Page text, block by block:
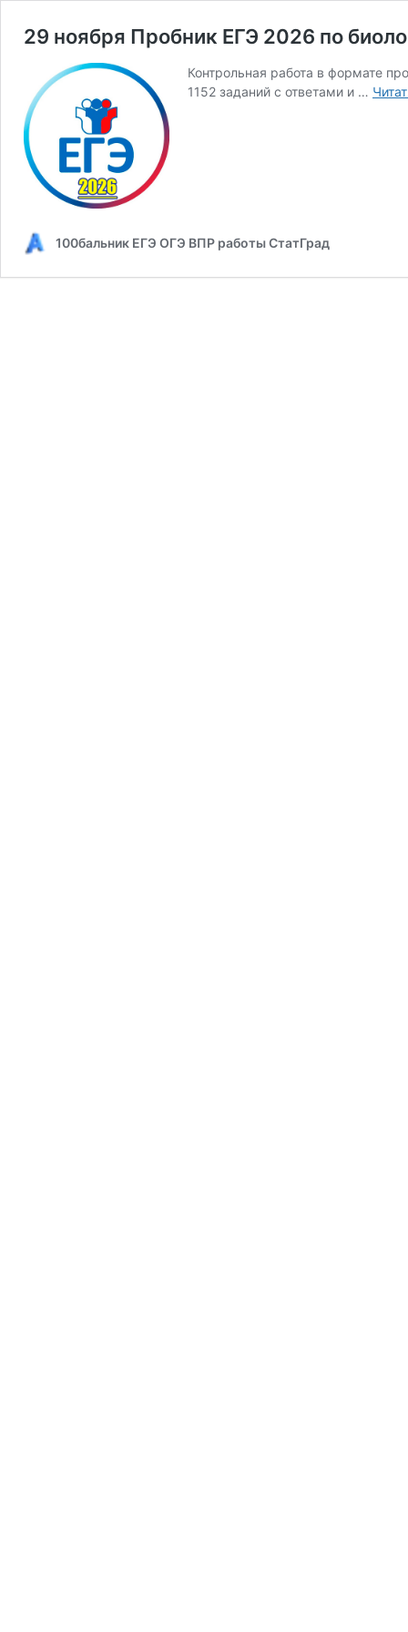
29 ноября Пробник ЕГЭ 2026 по
Контрольная работа в формате
1152 заданий с ответами и …
100бальник ЕГЭ ОГЭ ВПР работы СтатГрад